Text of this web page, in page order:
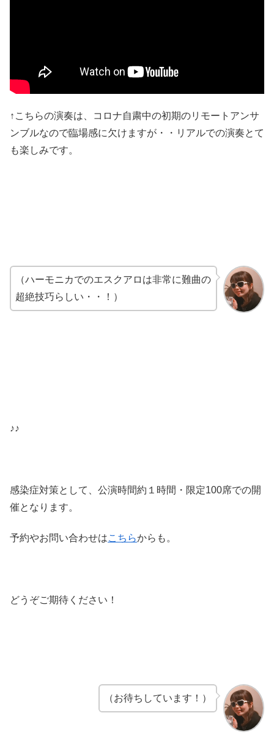
↑こちらの演奏は、コロナ自粛中の初期のリモートアンサ
ンブルなので臨場感に欠けますが・・リアルでの演奏とて
も楽しみです。
（ハーモニカでのエスクアロは非常に難曲の
超絶技巧らしい・・！）
♪♪
感染症対策として、公演時間約１時間・限定100席での開
催となります。
予約やお問い合わせはこちらからも。
どうぞご期待ください！
（お待ちしています！）